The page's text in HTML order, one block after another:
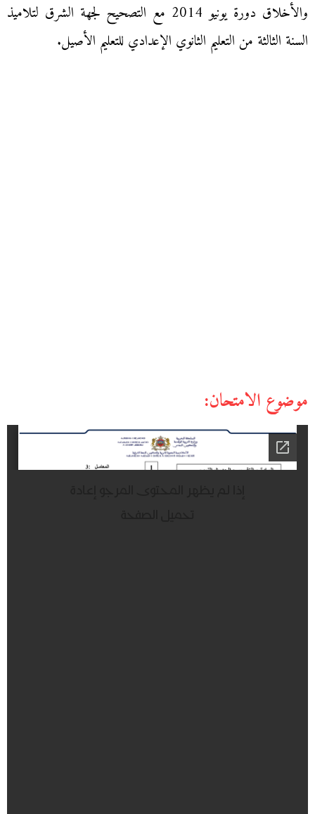
والأخلاق دورة يونيو 2014 مع التصحيح لجهة الشرق لتلاميذ
السنة الثالثة من التعليم الثانوي الإعدادي للتعليم الأصيل.
موضوع الامتحان: